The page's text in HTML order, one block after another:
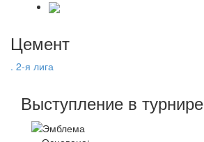
Цемент
. 2-я лига
Выступление в турнире